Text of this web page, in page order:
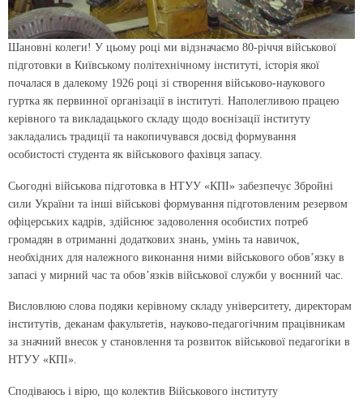
Шановні колеги! У цьому році ми відзначаємо 80-річчя військової
підготовки в Київському політехнічному інституті, історія якої
почалася в далекому 1926 році зі створення військово-наукового
гуртка як первинної організації в інституті. Наполегливою працею
керівного та викладацького складу щодо воєнізації інституту
закладались традиції та накопичувався досвід формування
особистості студента як військового фахівця запасу.
Сьогодні військова підготовка в НТУУ «КПІ» забезпечує Збройні
сили України та інші військові формування підготовленим резервом
офіцерських кадрів, здійснює задоволення особистих потреб
громадян в отриманні додаткових знань, умінь та навичок,
необхідних для належного виконання ними військового обов’язку в
запасі у мирний час та обов’язків військової служби у воєнний час.
Висловлюю слова подяки керівному складу університету, директорам
інститутів, деканам факультетів, науково-педагогічним працівникам
за значний внесок у становлення та розвиток військової педагогіки в
НТУУ «КПІ».
Сподіваюсь і вірю, що колектив Військового інституту